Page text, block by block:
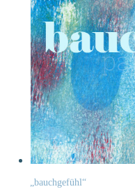
„bauchgefühl“